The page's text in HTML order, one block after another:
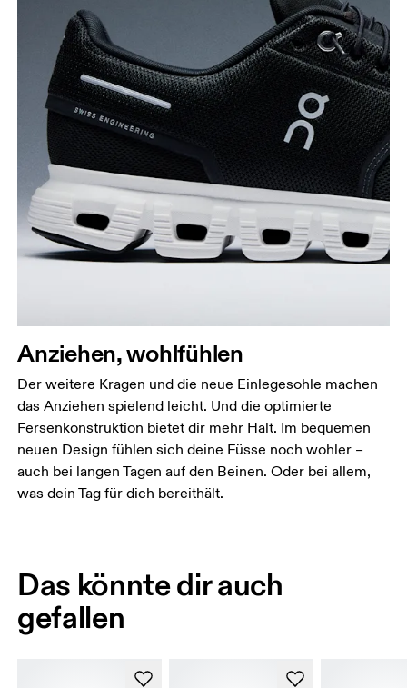
Anziehen, wohlfühlen
Der weitere Kragen und die neue Einlegesohle machen
das Anziehen spielend leicht. Und die optimierte
Fersenkonstruktion bietet dir mehr Halt. Im bequemen
neuen Design fühlen sich deine Füsse noch wohler –
auch bei langen Tagen auf den Beinen. Oder bei allem,
was dein Tag für dich bereithält.
Das könnte dir auch
gefallen